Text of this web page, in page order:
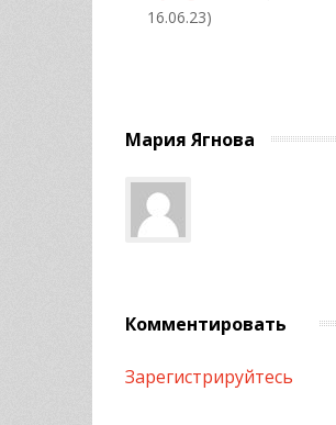
16.06.23)
Мария Ягнова
Комментировать
Зарегистрируйтесь